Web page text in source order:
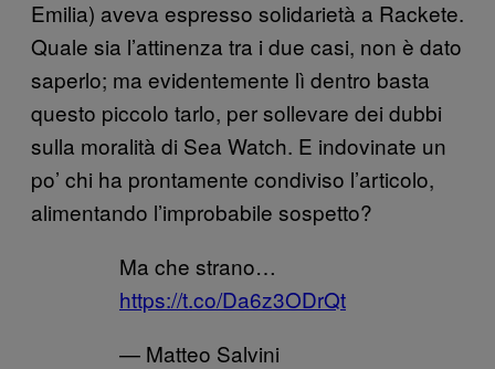
Emilia) aveva espresso solidarietà a Rackete.
Quale sia l’attinenza tra i due casi, non è dato
saperlo; ma evidentemente lì dentro basta
questo piccolo tarlo, per sollevare dei dubbi
sulla moralità di Sea Watch. E indovinate un
po’ chi ha prontamente condiviso l’articolo,
alimentando l’improbabile sospetto?
Ma che strano…
https://t.co/Da6z3ODrQt
— Matteo Salvini